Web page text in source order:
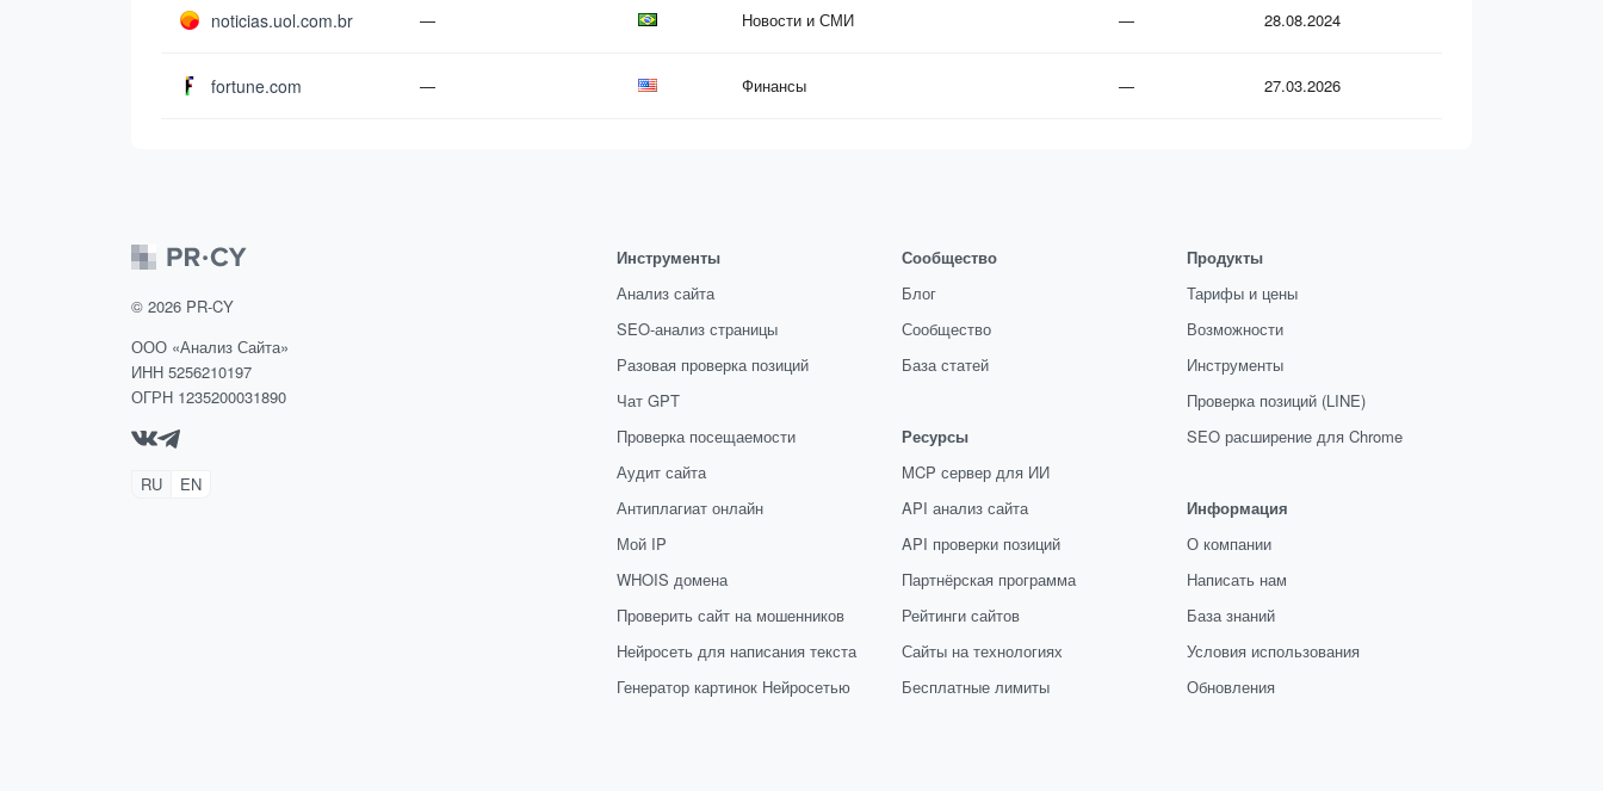
noticias.uol.com.br — Новости и СМИ — 28.08.2024
fortune.com — Финансы — 27.03.2026
© 2026 PR-CY
ООО «Анализ Сайта»
ИНН 5256210197
ОГРН 1235200031890
RU EN
Инструменты
Анализ сайта
SEO-анализ страницы
Разовая проверка позиций
Чат GPT
Проверка посещаемости
Аудит сайта
Антиплагиат онлайн
Мой IP
WHOIS домена
Проверить сайт на мошенников
Нейросеть для написания текста
Генератор картинок Нейросетью
Сообщество
Блог
Сообщество
База статей
Ресурсы
MCP сервер для ИИ
API анализ сайта
API проверки позиций
Партнёрская программа
Рейтинги сайтов
Сайты на технологиях
Бесплатные лимиты
Продукты
Тарифы и цены
Возможности
Инструменты
Проверка позиций (LINE)
SEO расширение для Chrome
Информация
О компании
Написать нам
База знаний
Условия использования
Обновления